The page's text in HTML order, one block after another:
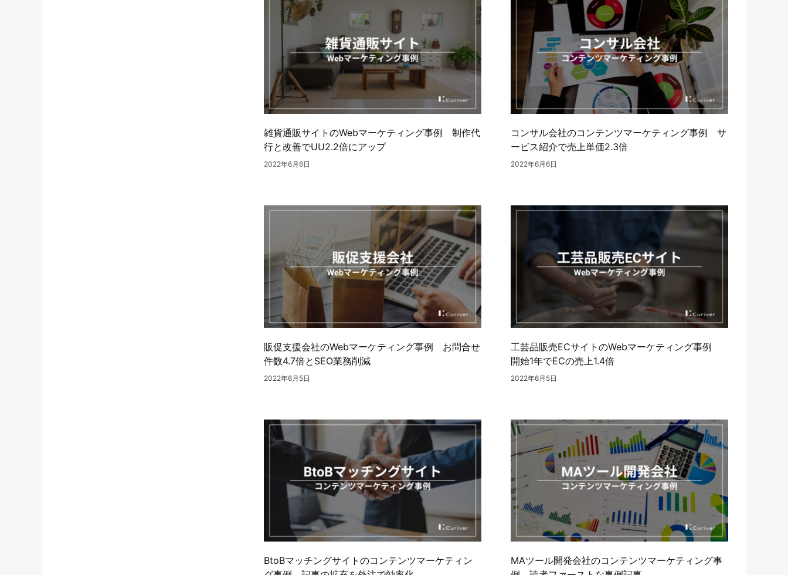
雑貨通販サイトのWebマーケティング事例 制作代
行と改善でUU2.2倍にアップ
2022年6月6日
コンサル会社のコンテンツマーケティング事例 サ
ービス紹介で売上単価2.3倍
2022年6月6日
販促支援会社のWebマーケティング事例 お問合せ
件数4.7倍とSEO業務削減
2022年6月5日
工芸品販売ECサイトのWebマーケティング事例
開始1年でECの売上1.4倍
2022年6月5日
BtoBマッチングサイトのコンテンツマーケティン
MAツール開発会社のコンテンツマーケティング事